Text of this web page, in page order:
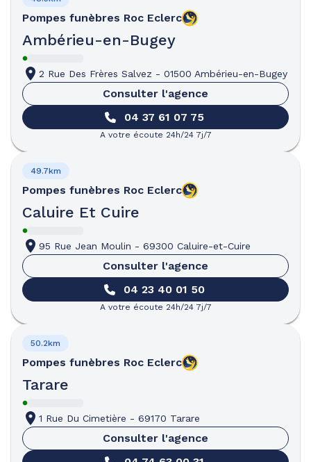
Pompes funèbres Roc Eclerc
Ambérieu-en-Bugey
2 Rue Des Frères Salvez - 01500 Ambérieu-en-Bugey
Consulter l'agence
04 37 61 07 75
A votre écoute 24h/24 7j/7
Pompes funèbres Roc Eclerc
Caluire Et Cuire
49.7km
95 Rue Jean Moulin - 69300 Caluire-et-Cuire
Consulter l'agence
04 23 40 01 50
A votre écoute 24h/24 7j/7
Pompes funèbres Roc Eclerc
Tarare
50.2km
1 Rue Du Cimetière - 69170 Tarare
Consulter l'agence